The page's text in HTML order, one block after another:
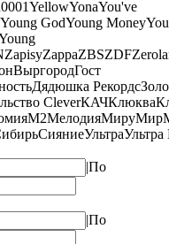
YellowYonaYou've
Young GodYoung Money
ZapisyZappaZBSZDF
ВыргородГост
Дядюшка Рекордс
CleverКАЧКлюква
М2МелодияМируМир
СияниеУльтра
|По
|По